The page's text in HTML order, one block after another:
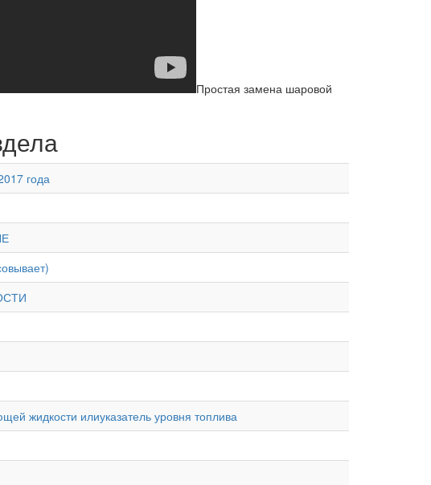
Простая замена шаровой
года
жидкости илиуказатель уровня топлива